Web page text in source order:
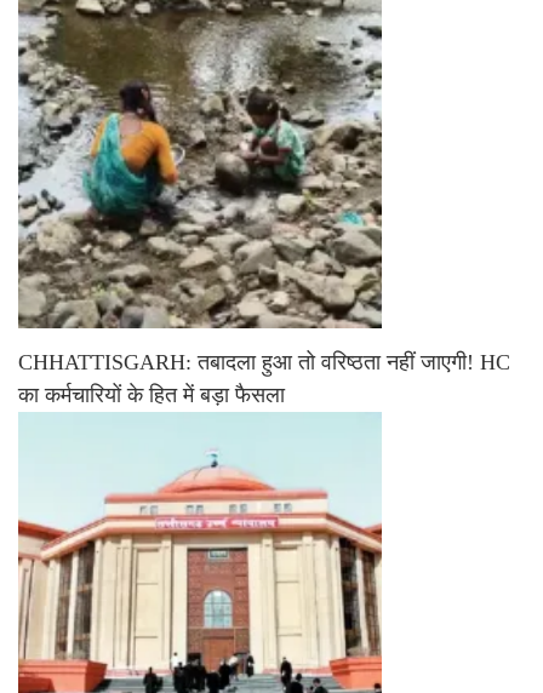
CHHATTISGARH: तबादला हुआ तो वरिष्ठता नहीं जाएगी! HC
का कर्मचारियों के हित में बड़ा फैसला